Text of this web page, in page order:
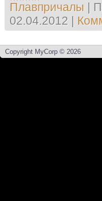
Плавпричалы |
02.04.2012 |
Copyright MyCorp © 2026